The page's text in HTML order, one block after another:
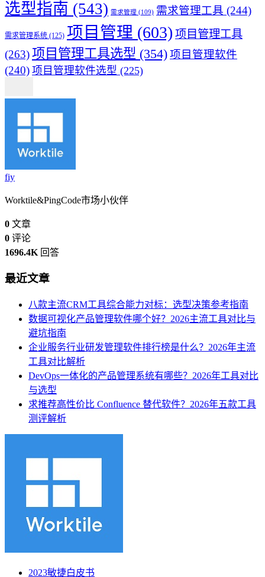
选型指南 (543) 需求管理 (109) 需求管理工具 (244)
需求管理系统 (125) 项目管理 (603) 项目管理工具
(263)项目管理工具选型 (354) 项目管理软件
(240) 项目管理软件选型 (225)
fiy
Worktile&PingCode市场小伙伴
0 文章
0 评论
1696.4K 回答
最近文章
八款主流CRM工具综合能力对标：选型决策参考指南
数据可视化产品管理软件哪个好？2026主流工具对比与
避坑指南
企业服务行业研发管理软件排行榜是什么？2026年主流
工具对比解析
DevOps一体化的产品管理系统有哪些？2026年工具对比
与选型
求推荐高性价比 Confluence 替代软件？2026年五款工具
测评解析
2023敏捷白皮书